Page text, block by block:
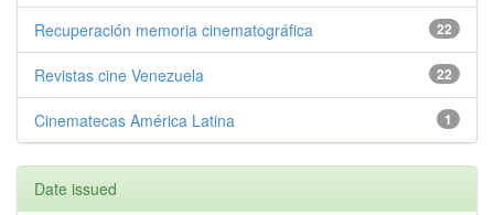
22
Recuperación memoria cinematográfica
22
Revistas cine Venezuela
1
Cinematecas América Latina
Date issued